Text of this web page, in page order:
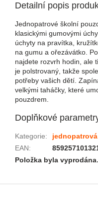
Detailní popis
Jednopatrové školní
klasickými gumovými
úchyty na pravítka,
na gumu a ořezávátko.
najdete rozvrh hodin, ale
je polstrovaný, takže
potřeby vašich dětí.
velkými taháčky, které
pouzdrem.
Doplňkové
Kategorie:
jednopatrová
EAN:
Položka byla